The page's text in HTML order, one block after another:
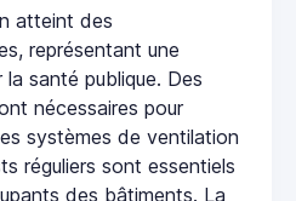
atteint des
représentant une
santé publique. Des
nécessaires pour
systèmes de ventilation
réguliers sont essentiels
des bâtiments. La